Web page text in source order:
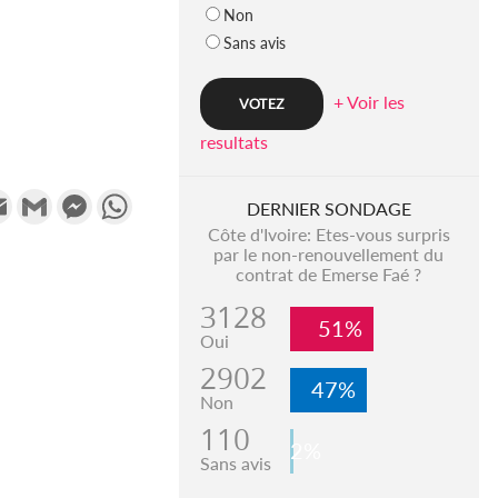
Email Gmail Messenger
Non
Sans avis
+ Voir les
resultats
DERNIER SONDAGE
Côte d'Ivoire: Etes-vous surpris
par le non-renouvellement du
contrat de Emerse Faé ?
3128
Oui 51%
2902
Non 47%
110
Sans avis 2%